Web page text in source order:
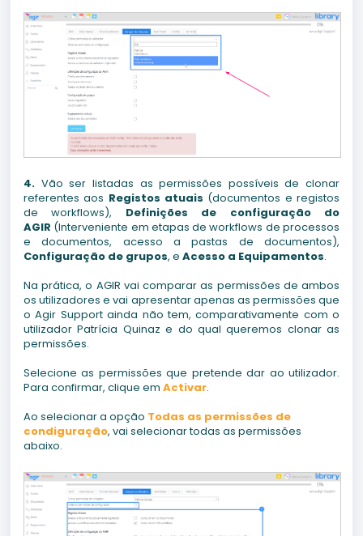
4. Vão ser listadas as permissões possíveis de clonar
referentes aos Registos atuais (documentos e registos
de workflows), Definições de configuração do
AGIR (Interveniente em etapas de workflows de processos
e documentos, acesso a pastas de documentos),
Configuração de grupos, e Acesso a Equipamentos.
Na prática, o AGIR vai comparar as permissões de ambos
os utilizadores e vai apresentar apenas as permissões que
o Agir Support ainda não tem, comparativamente com o
utilizador Patrícia Quinaz e do qual queremos clonar as
permissões.
Selecione as permissões que pretende dar ao utilizador.
Para confirmar, clique em Activar.
Ao selecionar a opção Todas as permissões de
condiguração, vai selecionar todas as permissões
abaixo.